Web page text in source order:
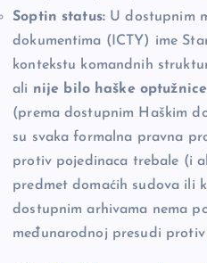
Soptin status: U dostupnim
dokumentima (ICTY) ime
kontekstu komandnih
ali nije bilo haške
(prema dostupnim Haškim
su svaka formalna pravna
protiv pojedinaca trebale (i
predmet domaćih sudova ili
dostupnim arhivama nema
međunarodnoj presudi protiv